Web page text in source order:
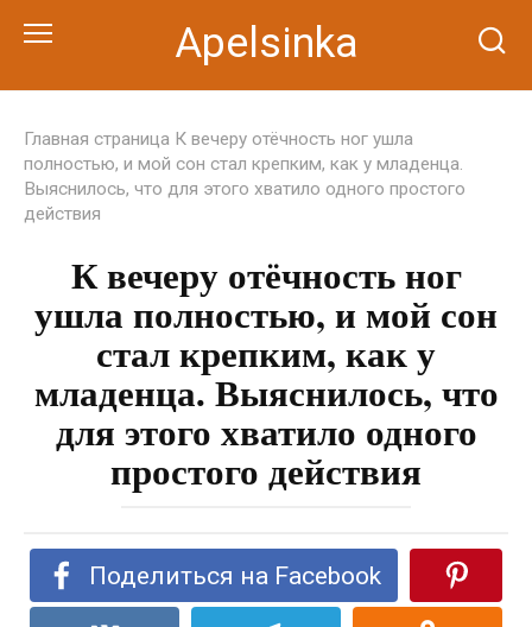
Apelsinka
Главная страница К вечеру отёчность ног ушла
полностью, и мой сон стал крепким, как у младенца.
Выяснилось, что для этого хватило одного простого
действия
К вечеру отёчность ног
ушла полностью, и мой сон
стал крепким, как у
младенца. Выяснилось, что
для этого хватило одного
простого действия
Поделиться на Facebook